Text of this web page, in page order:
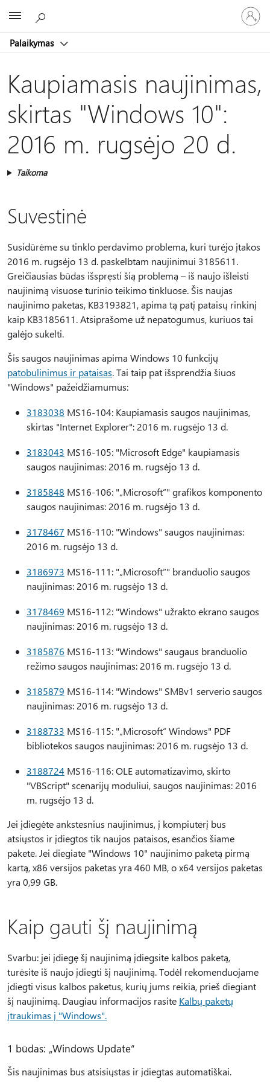
Palaikymas
prie
paskyros
Kaupiamasis naujinimas,
skirtas "Windows 10":
2016 m. rugsėjo 20 d.
Taikoma
Suvestinė
Susidūrėme su tinklo perdavimo problema, kuri turėjo įtakos
2016 m. rugsėjo 13 d. paskelbtam naujinimui 3185611.
Greičiausias būdas išspręsti šią problemą – iš naujo išleisti
naujinimą visuose turinio teikimo tinkluose. Šis naujas
naujinimo paketas, KB3193821, apima tą patį pataisų rinkinį
kaip KB3185611. Atsiprašome už nepatogumus, kuriuos tai
galėjo sukelti.
Šis saugos naujinimas apima Windows 10 funkcijų
patobulinimus ir pataisas. Tai taip pat išsprendžia šiuos
"Windows" pažeidžiamumus:
3183038 MS16-104: Kaupiamasis saugos naujinimas,
skirtas "Internet Explorer": 2016 m. rugsėjo 13 d.
3183043 MS16-105: "Microsoft Edge" kaupiamasis
saugos naujinimas: 2016 m. rugsėjo 13 d.
3185848 MS16-106: "„Microsoft“" grafikos komponento
saugos naujinimas: 2016 m. rugsėjo 13 d.
3178467 MS16-110: "Windows" saugos naujinimas:
2016 m. rugsėjo 13 d.
3186973 MS16-111: "„Microsoft“" branduolio saugos
naujinimas: 2016 m. rugsėjo 13 d.
3178469 MS16-112: "Windows" užrakto ekrano saugos
naujinimas: 2016 m. rugsėjo 13 d.
3185876 MS16-113: "Windows" saugaus branduolio
režimo saugos naujinimas: 2016 m. rugsėjo 13 d.
3185879 MS16-114: "Windows" SMBv1 serverio saugos
naujinimas: 2016 m. rugsėjo 13 d.
3188733 MS16-115: "„Microsoft“ Windows" PDF
bibliotekos saugos naujinimas: 2016 m. rugsėjo 13 d.
3188724 MS16-116: OLE automatizavimo, skirto
"VBScript" scenarijų moduliui, saugos naujinimas: 2016
m. rugsėjo 13 d.
Jei įdiegėte ankstesnius naujinimus, į kompiuterį bus
atsiųstos ir įdiegtos tik naujos pataisos, esančios šiame
pakete. Jei diegiate "Windows 10" naujinimo paketą pirmą
kartą, x86 versijos paketas yra 460 MB, o x64 versijos paketas
yra 0,99 GB.
Kaip gauti šį naujinimą
Svarbu: jei įdiegę šį naujinimą įdiegsite kalbos paketą,
turėsite iš naujo įdiegti šį naujinimą. Todėl rekomenduojame
įdiegti visus kalbos paketus, kurių jums reikia, prieš diegiant
šį naujinimą. Daugiau informacijos rasite Kalbų paketų
įtraukimas į "Windows".
1 būdas: „Windows Update“
Šis naujinimas bus atsisiųstas ir įdiegtas automatiškai.